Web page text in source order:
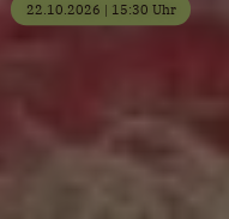
22.10.2026 | 15:30 Uhr